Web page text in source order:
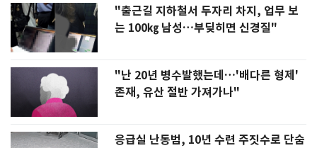
"출근길 지하철서 두자리 차지, 업무 보
는 100㎏ 남성…부딪히면 신경질"
"난 20년 병수발했는데…'배다른 형제'
존재, 유산 절반 가져가나"
응급실 난동범, 10년 수련 주짓수로 단숨